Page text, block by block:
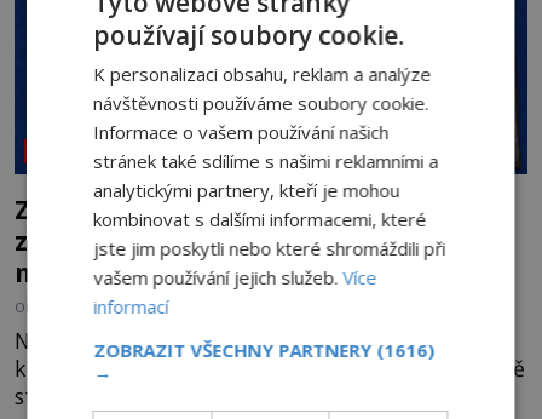
Záhada Rohoncského kodexu: Ukrývá
zapomenutý jazyk, tajnou šifru, nebo
mistrovský podvrh?
OD HELENA STEJSKALOVÁ
Na první pohled připomíná obyčejnou starou
knihu. Jakmile ji však otevřete, ocitnete se ve světě
stovek neznámých znaků, podivných ilustrací a
používají soubory cookie.
K personalizaci obsahu, reklam a analýze
návštěvnosti používáme soubory cookie.
Informace o vašem používání našich
stránek také sdílíme s našimi reklamními a
analytickými partnery, kteří je mohou
kombinovat s dalšími informacemi, které
jste jim poskytli nebo které shromáždili při
vašem používání jejich služeb.Více
informací
ZOBRAZIT VŠECHNY PARTNERY (1616)
→